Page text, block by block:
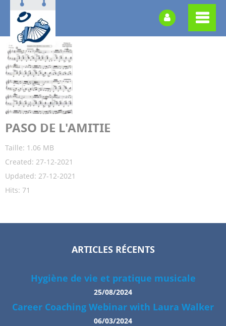
PASO DE L'AMITIE
Taille: 1.06 MB
Created: 27-12-2021
Updated: 27-12-2021
Hits: 71
ARTICLES RÉCENTS
Hygiène de vie et pratique musicale
25/08/2024
Career Coaching Webinar with Laura Walker
06/03/2024